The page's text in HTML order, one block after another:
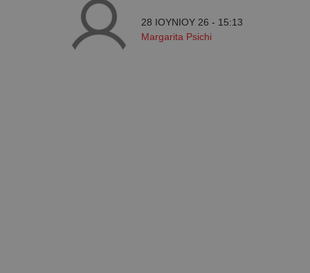
28 ΙΟΥΝΙΟΥ 26 - 15:13
Margarita Psichi